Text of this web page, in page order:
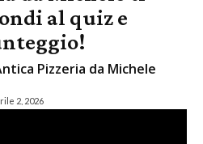
al quiz e
Pizzeria da Michele
2, 2026